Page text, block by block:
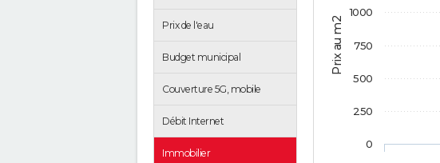
Prix de l'eau
Budget municipal
Couverture 5G, mobile
Débit Internet
Immobilier
Prix au m2
0
250
500
750
1000